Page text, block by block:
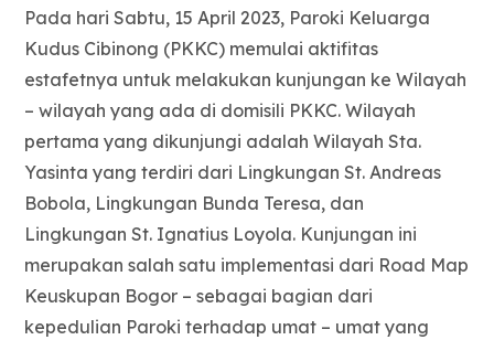
Pada hari Sabtu, 15 April 2023, Paroki Keluarga
Kudus Cibinong (PKKC) memulai aktifitas
estafetnya untuk melakukan kunjungan ke Wilayah
– wilayah yang ada di domisili PKKC. Wilayah
pertama yang dikunjungi adalah Wilayah Sta.
Yasinta yang terdiri dari Lingkungan St. Andreas
Bobola, Lingkungan Bunda Teresa, dan
Lingkungan St. Ignatius Loyola. Kunjungan ini
merupakan salah satu implementasi dari Road Map
Keuskupan Bogor – sebagai bagian dari
kepedulian Paroki terhadap umat – umat yang